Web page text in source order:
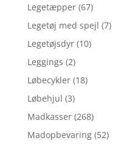
Legetæpper (67)
Legetøj med spejl (7)
Legetøjsdyr (10)
Leggings (2)
Løbecykler (18)
Løbehjul (3)
Madkasser (268)
Madopbevaring (52)